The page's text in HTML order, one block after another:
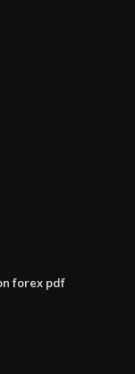
forex pdf